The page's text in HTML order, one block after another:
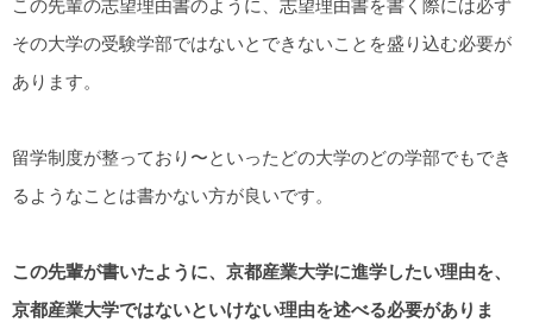
この先輩の志望理由書のように、志望理由書を書く際には必ず
その大学の受験学部ではないとできないことを盛り込む必要が
あります。
留学制度が整っており〜といったどの大学のどの学部でもでき
るようなことは書かない方が良いです。
この先輩が書いたように、京都産業大学に進学したい理由を、
京都産業大学ではないといけない理由を述べる必要がありま